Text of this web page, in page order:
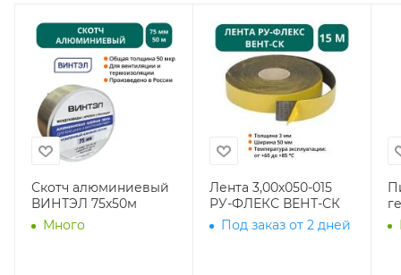
Скотч алюминиевый
ВИНТЭЛ 75х50м
Много
Лента 3,00х050-015
РУ-ФЛЕКС ВЕНТ-СК
Под заказ от 2 дней